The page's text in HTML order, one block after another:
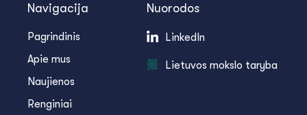
Navigacija
Pagrindinis
Apie mus
Naujienos
Renginiai
Nuorodos
LinkedIn
Lietuvos mokslo taryba